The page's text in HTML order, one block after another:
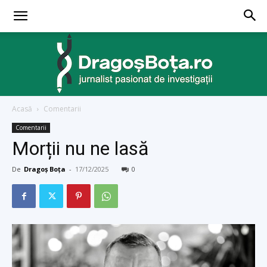
Acasă Comentarii
Comentarii
Morții nu ne lasă
De Dragoș Boța - 17/12/2025 0